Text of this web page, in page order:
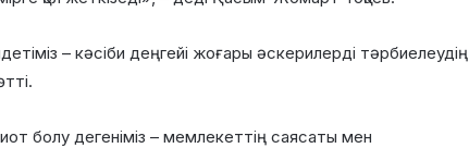
– кәсіби деңгейі жоғары әскерилерді тәрбиелеудің
болу дегеніміз – мемлекеттің саясаты мен